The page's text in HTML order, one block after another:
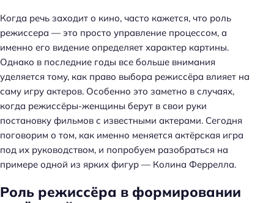
Когда речь заходит о кино, часто кажется, что роль
режиссера — это просто управление процессом, а
именно его видение определяет характер картины.
Однако в последние годы все больше внимания
уделяется тому, как право выбора режиссёра влияет на
саму игру актеров. Особенно это заметно в случаях,
когда режиссёры-женщины берут в свои руки
постановку фильмов с известными актерами. Сегодня
поговорим о том, как именно меняется актёрская игра
под их руководством, и попробуем разобраться на
примере одной из ярких фигур — Колина Феррелла.
Роль режиссёра в формировании